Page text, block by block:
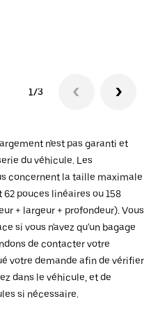
1/3
n'est pas garanti et
du véhicule. Les
concernent la taille maximale
pouces linéaires ou 158
+ largeur + profondeur). Vous
si vous n'avez qu'un bagage
de contacter votre
votre demande afin de vérifier
dans le véhicule, et de
si nécessaire.